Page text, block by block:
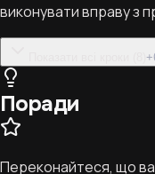
виконувати вправу з
+
Поради
Переконайтеся, що